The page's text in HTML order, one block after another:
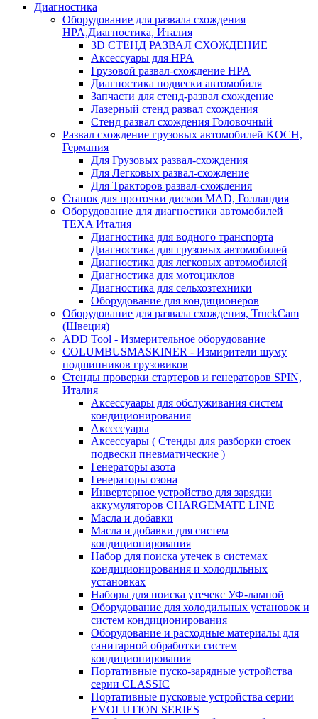
Диагностика
Оборудование для развала схождения
HPA,Диагностика, Италия
3D СТЕНД РАЗВАЛ СХОЖДЕНИЕ
Аксессуары для HPA
Грузовой развал-схождение HPA
Диагностика подвески автомобиля
Запчасти для стенд-развал схождение
Лазерный стенд развал схождения
Стенд развал схождения Головочный
Развал схождение грузовых автомобилей KOCH,
Германия
Для Грузовых развал-схождения
Для Легковых развал-схождение
Для Тракторов развал-схождения
Станок для проточки дисков MAD, Голландия
Оборудование для диагностики автомобилей
TEXA Италия
Диагностика для водного транспорта
Диагностика для грузовых автомобилей
Диагностика для легковых автомобилей
Диагностика для мотоциклов
Диагностика для сельхозтехники
Оборудование для кондиционеров
Оборудование для развала схождения, TruckCam
(Швеция)
ADD Tool - Измерительное оборудование
COLUMBUSMASKINER - Измирители шуму
подшипников грузовиков
Стенды проверки стартеров и генераторов SPIN,
Италия
Аксессуаары для обслуживания систем
кондиционирования
Аксессуары
Аксессуары ( Стенды для разборки стоек
подвески пневматические )
Генераторы азота
Генераторы озона
Инвертерное устройство для зарядки
аккумуляторов CHARGEMATE LINE
Масла и добавки
Масла и добавки для систем
кондиционирования
Набор для поиска утечек в системах
кондиционирования и холодильных
установках
Наборы для поиска утечекс УФ-лампой
Оборудование для холодильных установок и
систем кондиционирования
Оборудование и расходные материалы для
санитарной обработки систем
кондиционирования
Портативные пуско-зарядные устройства
серии CLASSIC
Портативные пусковые устройства серии
EVOLUTION SERIES